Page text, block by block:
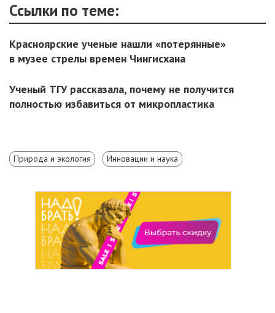
Ссылки по теме:
Красноярские ученые нашли «потерянные»
в музее стрелы времен Чингисхана
Ученый ТГУ рассказала, почему не получится
полностью избавиться от микропластика
Природа и экология Инновации и наука